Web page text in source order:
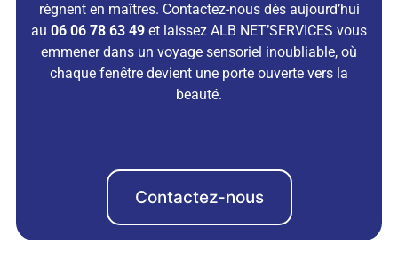
règnent en maîtres. Contactez-nous dès aujourd’hui
au 06 06 78 63 49 et laissez ALB NET’SERVICES vous
emmener dans un voyage sensoriel inoubliable, où
chaque fenêtre devient une porte ouverte vers la
beauté.
Contactez-nous